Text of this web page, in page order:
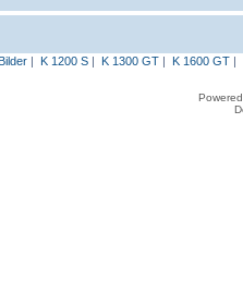
| K 1200 S| K 1300 GT| K 1600 GT|